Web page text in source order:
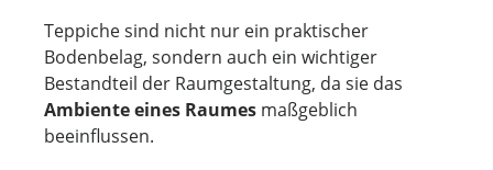
Teppiche sind nicht nur ein praktischer
Bodenbelag, sondern auch ein wichtiger
Bestandteil der Raumgestaltung, da sie das
Ambiente eines Raumes maßgeblich
beeinflussen.